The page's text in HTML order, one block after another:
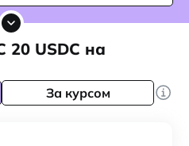
20 USDC на
За курсом